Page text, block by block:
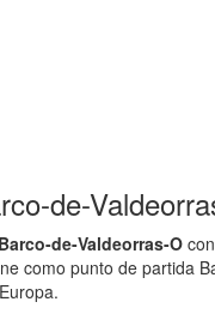
de-
de-Valdeorras-O
como punto de partida